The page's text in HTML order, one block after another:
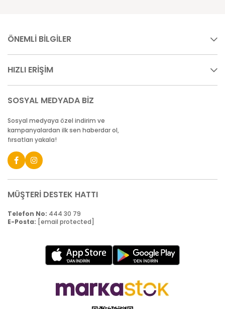
ÖNEMLİ BİLGİLER
HIZLI ERİŞİM
SOSYAL MEDYADA BİZ
Sosyal medyaya özel indirim ve
kampanyalardan ilk sen haberdar ol,
fırsatları yakala!
MÜŞTERİ DESTEK HATTI
Telefon No: 444 30 79
E-Posta: [email protected]